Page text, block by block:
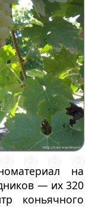
на
— их 320
коньячного